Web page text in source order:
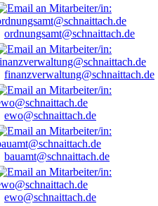
ordnungsamt@schnaittach.de
finanzverwaltung@schnaittach.de
ewo@schnaittach.de
bauamt@schnaittach.de
ewo@schnaittach.de